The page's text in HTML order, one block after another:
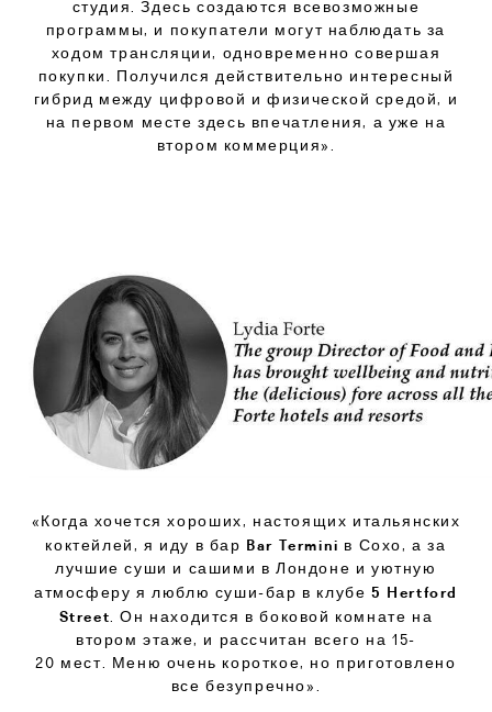
студия. Здесь создаются всевозможные
программы, и покупатели могут наблюдать за
ходом трансляции, одновременно совершая
покупки. Получился действительно интересный
гибрид между цифровой и физической средой, и
на первом месте здесь впечатления, а уже на
втором коммерция».
«Когда хочется хороших, настоящих итальянских
коктейлей, я иду в бар Bar Termini в Сохо, а за
лучшие суши и сашими в Лондоне и уютную
атмосферу я люблю суши-бар в клубе 5 Hertford
Street. Он находится в боковой комнате на
втором этаже, и рассчитан всего на 15-
20 мест. Меню очень короткое, но приготовлено
все безупречно».